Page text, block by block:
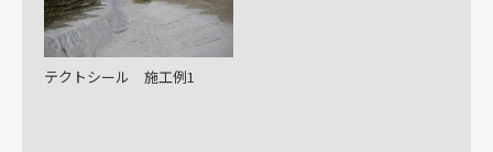
テクトシール 施工例1